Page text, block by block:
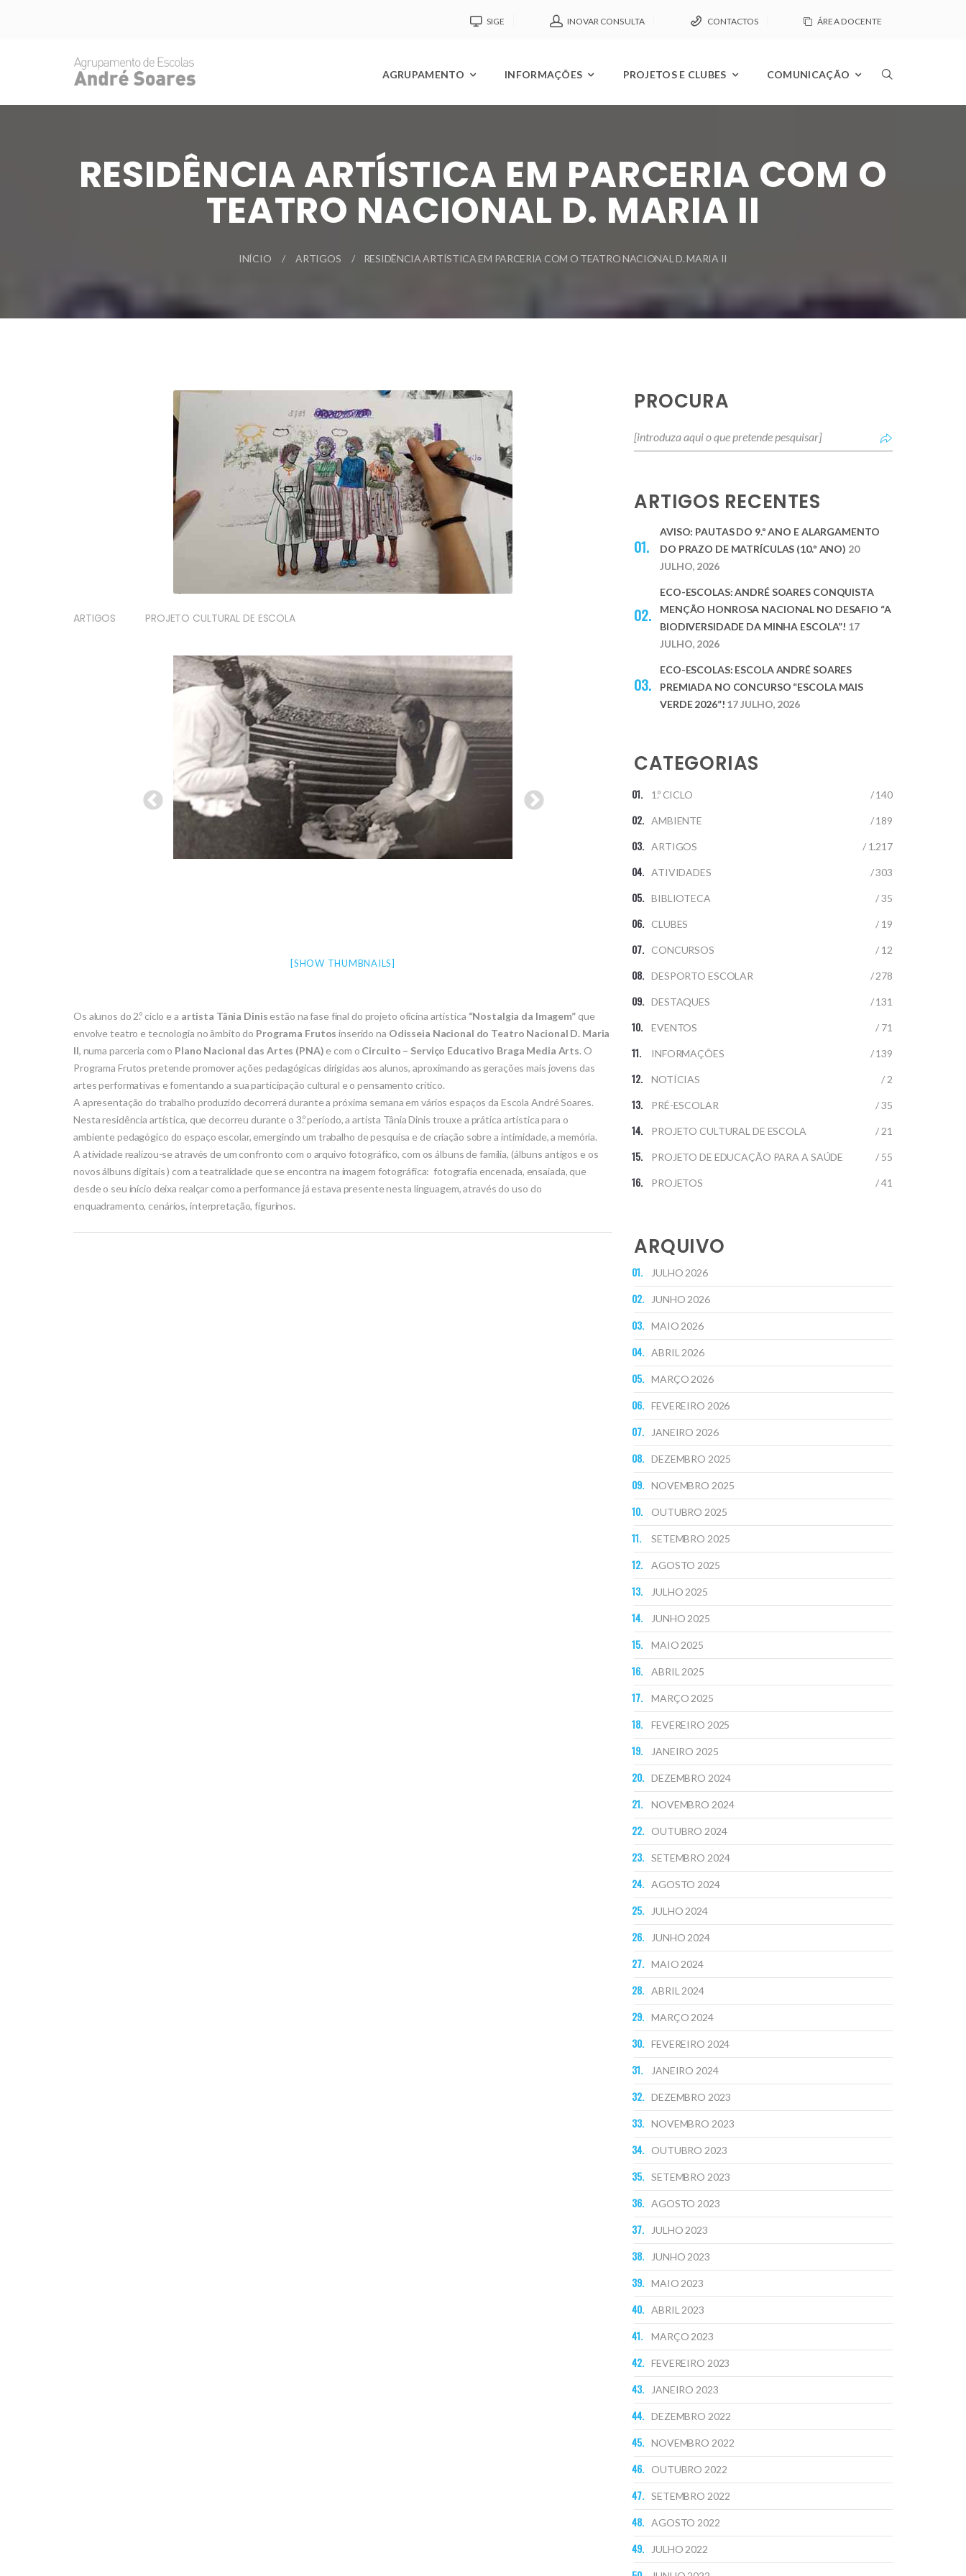
SIGE INOVAR CONSULTA CONTACTOS ÁREA DOCENTE
AGRUPAMENTO INFORMAÇÕES PROJETOS E CLUBES COMUNICAÇÃO
RESIDÊNCIA ARTÍSTICA EM PARCERIA COM O
TEATRO NACIONAL D. MARIA II
INÍCIO ARTIGOS RESIDÊNCIA ARTÍSTICA EM PARCERIA COM O TEATRO NACIONAL D. MARIA II
ARTIGOS PROJETO CULTURAL DE ESCOLA
[SHOW THUMBNAILS]
Os alunos do 2.º ciclo e a artista Tânia Dinis estão na fase final do projeto oficina artística “Nostalgia da Imagem” que
envolve teatro e tecnologia no âmbito do Programa Frutos inserido na Odisseia Nacional do Teatro Nacional D. Maria
II, numa parceria com o Plano Nacional das Artes (PNA) e com o Circuito – Serviço Educativo Braga Media Arts. O
Programa Frutos pretende promover ações pedagógicas dirigidas aos alunos, aproximando as gerações mais jovens das
artes performativas e fomentando a sua participação cultural e o pensamento crítico.
A apresentação do trabalho produzido decorrerá durante a próxima semana em vários espaços da Escola André Soares.
Nesta residência artística, que decorreu durante o 3.º período, a artista Tânia Dinis trouxe a prática artística para o
ambiente pedagógico do espaço escolar, emergindo um trabalho de pesquisa e de criação sobre a intimidade, a memória.
A atividade realizou-se através de um confronto com o arquivo fotográfico, com os álbuns de família, (álbuns antigos e os
novos álbuns digitais ) com a teatralidade que se encontra na imagem fotográfica: fotografia encenada, ensaiada, que
desde o seu início deixa realçar como a performance já estava presente nesta linguagem, através do uso do
enquadramento, cenários, interpretação, figurinos.
PROCURA
ARTIGOS RECENTES
AVISO: PAUTAS DO 9.º ANO E ALARGAMENTO
DO PRAZO DE MATRÍCULAS (10.º ANO) 20
JULHO, 2026
ECO-ESCOLAS: ANDRÉ SOARES CONQUISTA
MENÇÃO HONROSA NACIONAL NO DESAFIO “A
BIODIVERSIDADE DA MINHA ESCOLA”! 17
JULHO, 2026
ECO-ESCOLAS: ESCOLA ANDRÉ SOARES
PREMIADA NO CONCURSO “ESCOLA MAIS
VERDE 2026”! 17 JULHO, 2026
CATEGORIAS
1.º CICLO / 140
AMBIENTE / 189
ARTIGOS / 1.217
ATIVIDADES / 303
BIBLIOTECA / 35
CLUBES / 19
CONCURSOS / 12
DESPORTO ESCOLAR / 278
DESTAQUES / 131
EVENTOS / 71
INFORMAÇÕES / 139
NOTÍCIAS / 2
PRÉ-ESCOLAR / 35
PROJETO CULTURAL DE ESCOLA / 21
PROJETO DE EDUCAÇÃO PARA A SAÚDE / 55
PROJETOS / 41
ARQUIVO
JULHO 2026
JUNHO 2026
MAIO 2026
ABRIL 2026
MARÇO 2026
FEVEREIRO 2026
JANEIRO 2026
DEZEMBRO 2025
NOVEMBRO 2025
OUTUBRO 2025
SETEMBRO 2025
AGOSTO 2025
JULHO 2025
JUNHO 2025
MAIO 2025
ABRIL 2025
MARÇO 2025
FEVEREIRO 2025
JANEIRO 2025
DEZEMBRO 2024
NOVEMBRO 2024
OUTUBRO 2024
SETEMBRO 2024
AGOSTO 2024
JULHO 2024
JUNHO 2024
MAIO 2024
ABRIL 2024
MARÇO 2024
FEVEREIRO 2024
JANEIRO 2024
DEZEMBRO 2023
NOVEMBRO 2023
OUTUBRO 2023
SETEMBRO 2023
AGOSTO 2023
JULHO 2023
JUNHO 2023
MAIO 2023
ABRIL 2023
MARÇO 2023
FEVEREIRO 2023
JANEIRO 2023
DEZEMBRO 2022
NOVEMBRO 2022
OUTUBRO 2022
SETEMBRO 2022
AGOSTO 2022
JULHO 2022